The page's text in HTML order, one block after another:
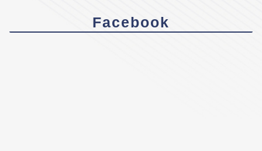
Facebook